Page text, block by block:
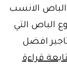
. لذلك اختر الباص الانسب
الباص التي
افضل
قراءة